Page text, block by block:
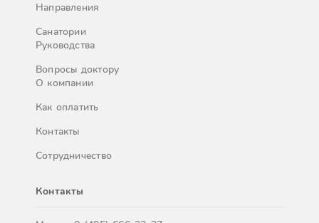
Направления
Санатории
Руководства
Вопросы доктору
О компании
Как оплатить
Контакты
Сотрудничество
Контакты